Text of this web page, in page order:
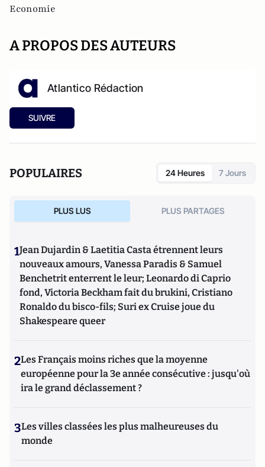
Economie
A PROPOS DES AUTEURS
Atlantico Rédaction
SUIVRE
POPULAIRES 24 Heures 7 Jours
PLUS LUS PLUS PARTAGES
1Jean Dujardin & Laetitia Casta étrennent leurs
nouveaux amours, Vanessa Paradis & Samuel
Benchetrit enterrent le leur; Leonardo di Caprio
fond, Victoria Beckham fait du brukini, Cristiano
Ronaldo du bisco-fils; Suri ex Cruise joue du
Shakespeare queer
2Les Français moins riches que la moyenne
européenne pour la 3e année consécutive : jusqu'où
ira le grand déclassement ?
3Les villes classées les plus malheureuses du
monde